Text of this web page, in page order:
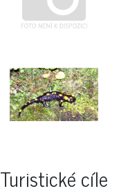
Turistické cíle